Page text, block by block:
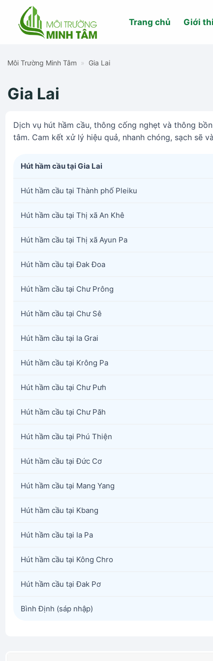
content
Trang chủ Giới
Môi Trường Minh Tâm » Gia Lai
Gia Lai
Dịch vụ hút hầm cầu, thông cống nghẹt và thông
tâm. Cam kết xử lý hiệu quả, nhanh chóng, sạch sẽ
Hút hầm cầu tại Gia Lai
Hút hầm cầu tại Thành phố Pleiku
Hút hầm cầu tại Thị xã An Khê
Hút hầm cầu tại Thị xã Ayun Pa
Hút hầm cầu tại Đak Đoa
Hút hầm cầu tại Chư Prông
Hút hầm cầu tại Chư Sê
Hút hầm cầu tại Ia Grai
Hút hầm cầu tại Krông Pa
Hút hầm cầu tại Chư Pưh
Hút hầm cầu tại Chư Păh
Hút hầm cầu tại Phú Thiện
Hút hầm cầu tại Đức Cơ
Hút hầm cầu tại Mang Yang
Hút hầm cầu tại Kbang
Hút hầm cầu tại Ia Pa
Hút hầm cầu tại Kông Chro
Hút hầm cầu tại Đak Pơ
Bình Định (sáp nhập)